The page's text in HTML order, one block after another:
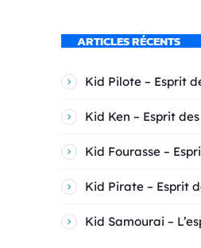
ARTICLES RÉCENTS
Kid Pilote – Esprit
Kid Ken – Esprit
Kid Fourasse –
Kid Pirate – Esprit
Kid Samourai –